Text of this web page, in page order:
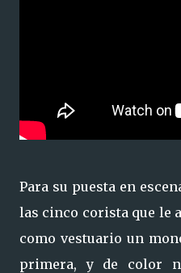
Para su puesta en
las cinco corista que le
como vestuario un
primera, y de color